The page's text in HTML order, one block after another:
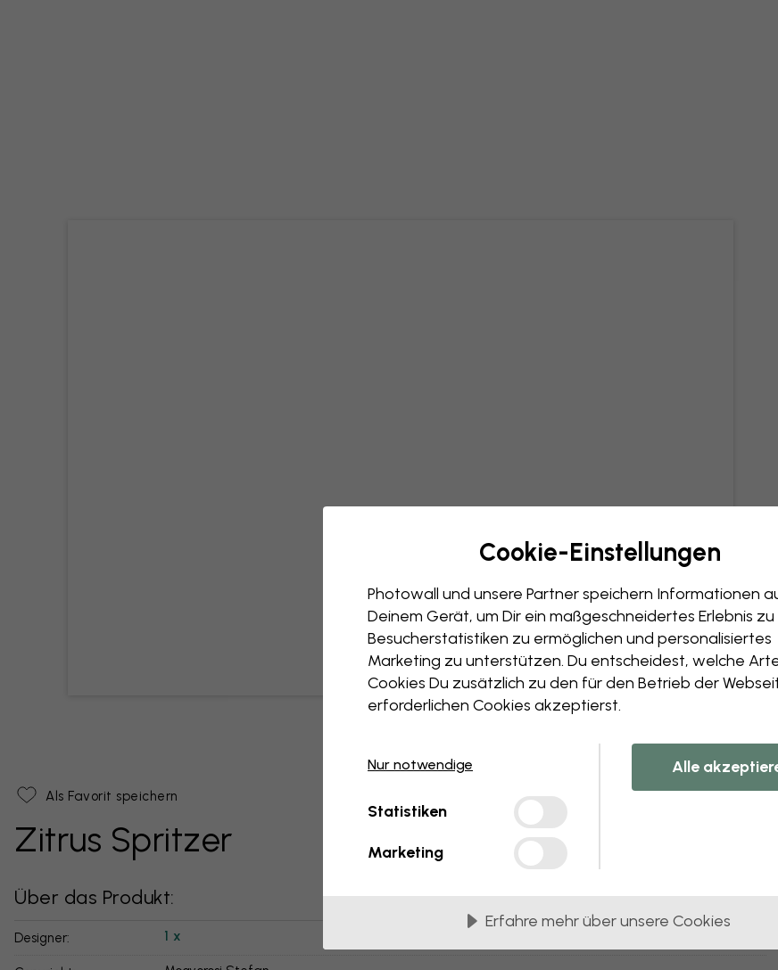
Als Favorit speichern
Zitrus Spritzer
Über das Produkt:
Designer: 1 x
Cookie-Einstellungen
Photowall und unsere Partner speichern Informationen
Deinem Gerät, um Dir ein maßgeschneidertes Erlebnis
Besucherstatistiken zu ermöglichen und personalisiertes
Marketing zu unterstützen. Du entscheidest, welche
Cookies Du zusätzlich zu den für den Betrieb der
erforderlichen Cookies akzeptierst.
Nur notwendige
Statistiken
Marketing
Alle
Erfahre mehr über unsere Cookies